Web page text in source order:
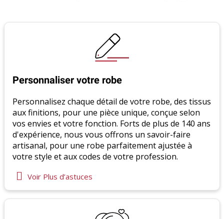
Personnaliser votre robe
Personnalisez chaque détail de votre robe, des tissus
aux finitions, pour une pièce unique, conçue selon
vos envies et votre fonction. Forts de plus de 140 ans
d'expérience, nous vous offrons un savoir-faire
artisanal, pour une robe parfaitement ajustée à
votre style et aux codes de votre profession.
Voir Plus d’astuces